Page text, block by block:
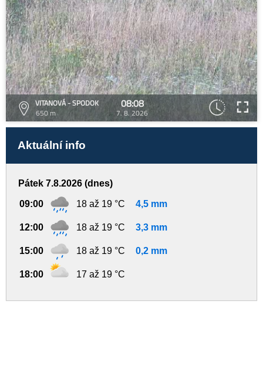
VITANOVÁ - SPODOK
650 m
08:08
7. 8. 2026
Aktuální info
Pátek 7.8.2026 (dnes)
09:00 18 až 19 °C 4,5 mm
12:00 18 až 19 °C 3,3 mm
15:00 18 až 19 °C 0,2 mm
18:00 17 až 19 °C